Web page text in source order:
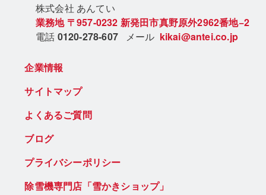
株式会社 あんてい
業務地 〒957-0232 新発田市真野原外2962番地−2
電話 0120-278-607 メール kikai@antei.co.jp
企業情報
サイトマップ
よくあるご質問
ブログ
プライバシーポリシー
除雪機専門店「雪かきショップ」